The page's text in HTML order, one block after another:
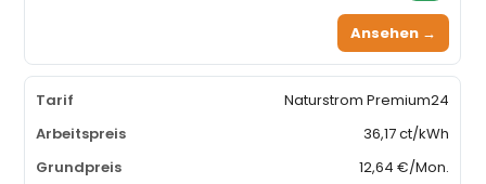
Ansehen →
Naturstrom Premium24
36,17 ct/kWh
12,64 €/Mon.